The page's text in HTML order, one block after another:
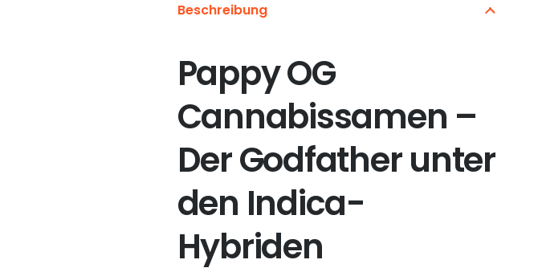
Beschreibung
Pappy OG
Cannabissamen –
Der Godfather unter
den Indica-
Hybriden